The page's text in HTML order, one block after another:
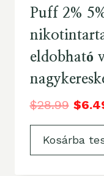
Puff 2%
eldobható
$28.99 $
Kosárba